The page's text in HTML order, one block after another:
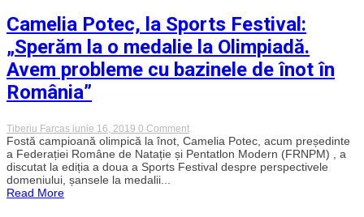
Camelia Potec, la Sports Festival:
„Sperăm la o medalie la Olimpiadă.
Avem probleme cu bazinele de înot în
România”
Tiberiu Farcas iunie 16, 2019 0 Commenton
Camelia
Potec,
la
Sports
Fostă campioană olimpică la înot, Camelia Potec, acum președinte
a Federației Române de Natație și Pentatlon Modern (FRNPM) , a
discutat la ediția a doua a Sports Festival despre perspectivele
domeniului, șansele la medalii...
Read More